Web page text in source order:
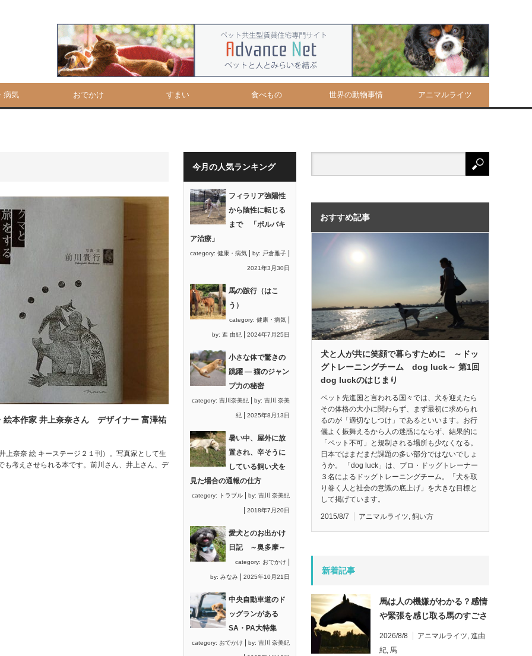
病気 おでかけ すまい 食べもの 世界の動物事情 アニマルライツ
絵本作家 井上奈奈さん デザイナー 富澤祐
奈奈 絵 キーステージ２１刊）。写真家として生
も考えさせられる本です。前川さん、井上さん、デ
今月の人気ランキング
フィラリア強陽性
から陰性に転じる
まで 「ボルバキ
ア治療」
category: 健康・病気 by: 戸倉雅子
2021年3月30日
馬の跛行（はこ
う）
category: 健康・病気
by: 進 由紀 2024年7月25日
小さな体で驚きの
跳躍 ― 猫のジャン
プ力の秘密
category: 吉川奈美紀 by: 吉川 奈美
紀 2025年8月13日
暑い中、屋外に放
置され、辛そうに
している飼い犬を
見た場合の通報の仕方
category: トラブル by: 吉川 奈美紀
2018年7月20日
愛犬とのお出かけ
日記 ～奥多摩～
category: おでかけ
by: みなみ 2025年10月21日
中央自動車道のド
ッグランがある
SA・PA大特集
category: おでかけ by: 吉川 奈美紀
おすすめ記事
犬と人が共に笑顔で暮らすために ～ドッ
グトレーニングチーム dog luck～ 第1回
dog luckのはじまり
ペット先進国と言われる国々では、犬を迎えたら
その体格の大小に関わらず、まず最初に求められ
るのが「適切なしつけ」であるといいます。お行
儀よく振舞えるから人の迷惑にならず、結果的に
「ペット不可」と規制される場所も少なくなる。
日本ではまだまだ課題の多い部分ではないでしょ
うか。 「dog luck」は、プロ・ドッグトレーナー
３名によるドッグトレーニングチーム。「犬を取
り巻く人と社会の意識の底上げ」を大きな目標と
して掲げています。
2015/8/7 アニマルライツ 飼い方
新着記事
馬は人の機嫌がわかる？感情
や緊張を感じ取る馬のすごさ
2026/8/8 アニマルライツ 進由
紀 馬